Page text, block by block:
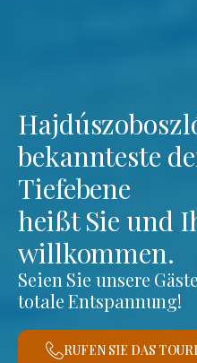
bekannteste
Tiefebene
heißt Sie und
willkommen.
Seien Sie unsere
totale Entspannung!
RUFEN SIE DAS